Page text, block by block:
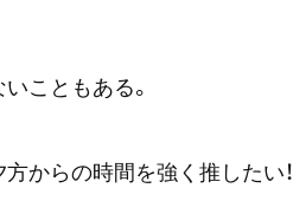
こともある。
からの時間を強く推したい！